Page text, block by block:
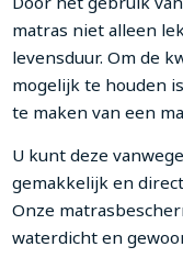
matras niet alleen
levensduur. Om de
mogelijk te houden
te maken van een
U kunt deze
gemakkelijk en
Onze
waterdicht en